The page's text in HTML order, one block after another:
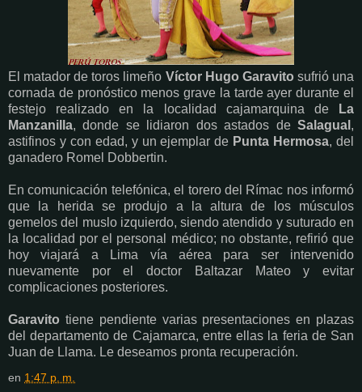
El matador de toros limeño Víctor Hugo Garavito sufrió una
cornada de pronóstico menos grave la tarde ayer durante el
festejo realizado en la localidad cajamarquina de
La
Manzanilla, donde se lidiaron dos astados de Salagual ,
astifinos y con edad, y un ejemplar de Punta Hermosa, del
ganadero Romel Dobbertin.
En comunicación telefónica, el torero del Rímac nos informó
que la herida se produjo a la altura de los músculos
gemelos del muslo izquierdo, siendo atendido y suturado en
la localidad por el personal médico; no obstante, refirió que
hoy viajará a Lima vía aérea para ser intervenido
nuevamente por el doctor Baltazar Mateo y evitar
complicaciones posteriores.
Garavito tiene pendiente varias presentaciones en plazas
del departamento de Cajamarca, entre ellas la feria de San
Juan de Llama. Le deseamos pronta recuperación.
en 1:47 p. m.